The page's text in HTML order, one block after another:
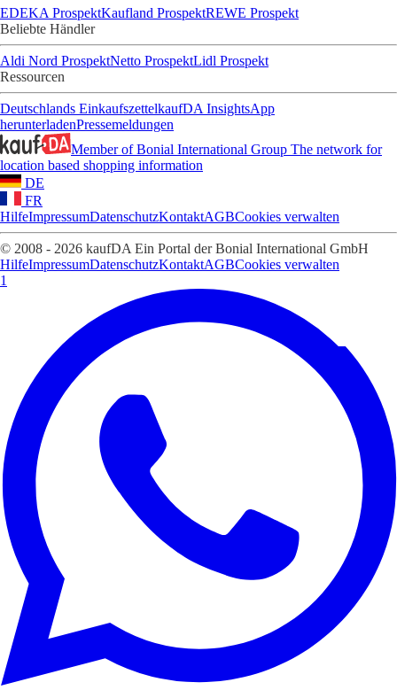
EDEKA ProspektKaufland ProspektREWE Prospekt
Beliebte Händler
Aldi Nord ProspektNetto ProspektLidl Prospekt
Ressourcen
Deutschlands EinkaufszettelkaufDA InsightsApp
herunterladenPressemeldungen
Member of Bonial International Group The network for
location based shopping information
DE
FR
HilfeImpressumDatenschutzKontaktAGBCookies verwalten
© 2008 - 2026 kaufDA Ein Portal der Bonial International GmbH
HilfeImpressumDatenschutzKontaktAGBCookies verwalten
1